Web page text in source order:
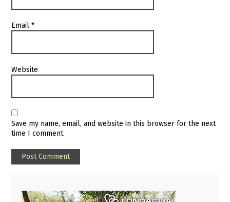
Email*
Website
Save my name, email, and website in this browser for the next
time I comment.